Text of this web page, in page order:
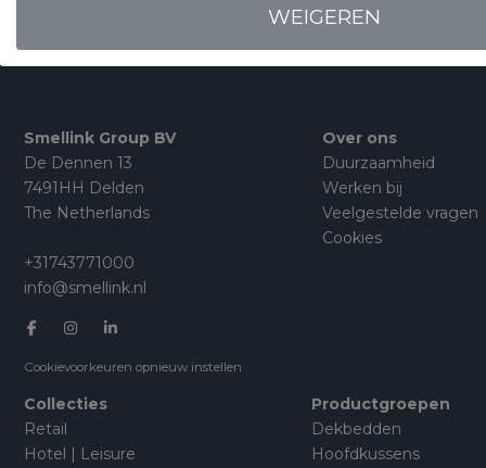
Smellink Group BV
De Dennen 13
7491HH Delden
The Netherlands
+31743771000
info@smellink.nl
Cookievoorkeuren opnieuw instellen
Over ons
Duurzaamheid
Werken bij
Veelgestelde vragen
Cookies
Collecties
Retail
Hotel | Leisure
Productgroepen
Dekbedden
Hoofdkussens
WEIGEREN